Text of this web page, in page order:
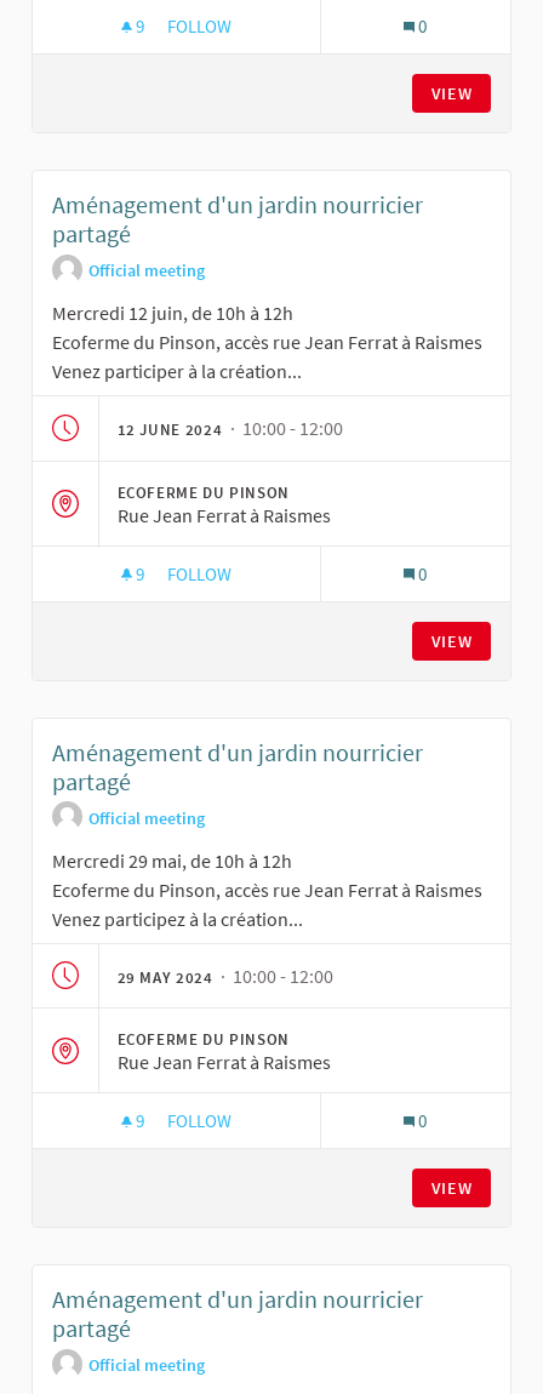
9 9 FOLLOWERS
FOLLOW 0
VIEW
Aménagement d'un jardin nourricier
partagé
Official meeting
Mercredi 12 juin, de 10h à 12h
Ecoferme du Pinson, accès rue Jean Ferrat à Raismes
Venez participer à la création...
12 JUNE 2024 · 10:00 - 12:00
ECOFERME DU PINSON
Rue Jean Ferrat à Raismes
9 9 FOLLOWERS
FOLLOW 0
VIEW
Aménagement d'un jardin nourricier
partagé
Official meeting
Mercredi 29 mai, de 10h à 12h
Ecoferme du Pinson, accès rue Jean Ferrat à Raismes
Venez participez à la création...
29 MAY 2024 · 10:00 - 12:00
ECOFERME DU PINSON
Rue Jean Ferrat à Raismes
9 9 FOLLOWERS
FOLLOW 0
VIEW
Aménagement d'un jardin nourricier
partagé
Official meeting